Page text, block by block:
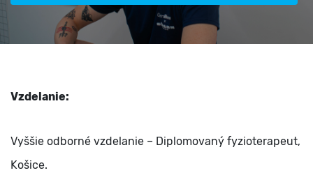
Vzdelanie:
Vyššie odborné vzdelanie – Diplomovaný fyzioterapeut,
Košice.